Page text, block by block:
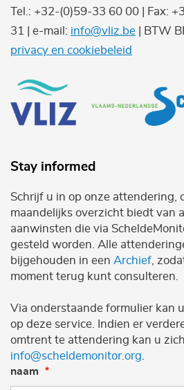
Tel.: +32-(0)59-33 60 00 | Fax:
31 | e-mail: info@vliz.be | BTW
privacy en cookiebeleid
Stay informed
Schrijf u in op onze attendering,
maandelijks overzicht biedt van
aanwinsten die via
gesteld worden. Alle
bijgehouden in een Archief ,
moment terug kunt consulteren.
Via onderstaande formulier kan
op deze service. Indien er
omtrent te attendering kan u
info@scheldemonitor.org
naam